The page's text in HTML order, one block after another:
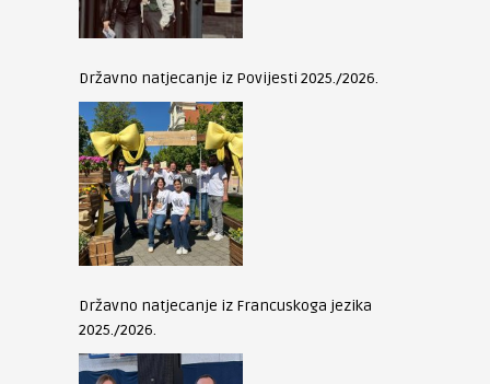
Državno natjecanje iz Povijesti 2025./2026.
Državno natjecanje iz Francuskoga jezika
2025./2026.